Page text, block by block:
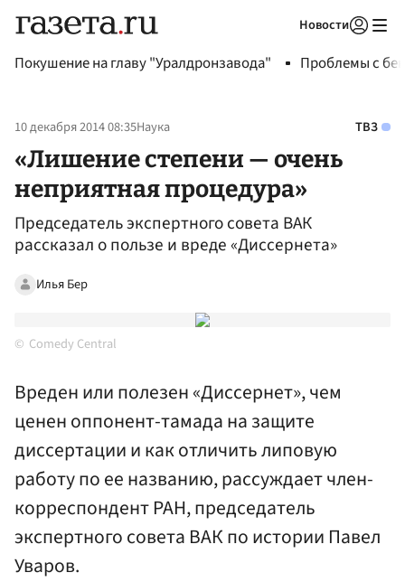
Новости
Покушение на главу "Уралдронзавода" Проблемы с
10 декабря 2014 08:35Наука ТВЗ
«Лишение степени — очень
неприятная процедура»
Председатель экспертного совета ВАК
рассказал о пользе и вреде «Диссернета»
Илья Бер
Comedy Central
Вреден или полезен «Диссернет», чем
ценен оппонент-тамада на защите
диссертации и как отличить липовую
работу по ее названию, рассуждает член-
корреспондент РАН, председатель
экспертного совета ВАК по истории Павел
Уваров.